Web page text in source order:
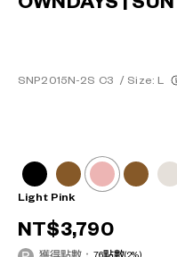
SNP2015N-2S C3 / Size: L
Light Pink
NT$3,790